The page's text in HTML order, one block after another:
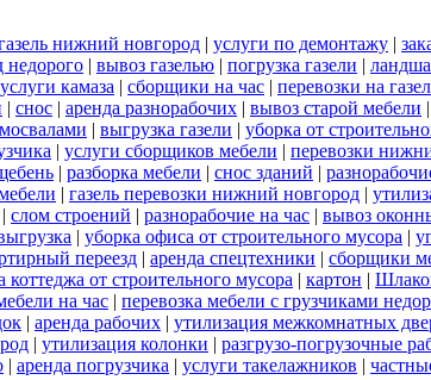
нижний новгород | услуги по демонтажу |
недорого | вывоз газелью | погрузка газели |
услуги камаза | сборщики на час | перевозки на
| снос | аренда разнорабочих | вывоз старой мебели |
| выгрузка газели | уборка от
| услуги сборщиков мебели | перевозки
| разборка мебели | снос зданий |
| газель перевозки нижний новгород |
| слом строений | разнорабочие на час | вывоз
| уборка офиса от строительного мусора |
переезд | аренда спецтехники | сборщики
коттеджа от строительного мусора | картон |
на час | перевозка мебели с грузчиками
| аренда рабочих | утилизация межкомнатных
| утилизация колонки | разгрузо-погрузочные
| аренда погрузчика | услуги такелажников |